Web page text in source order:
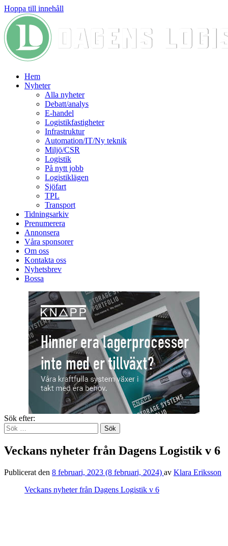
Hoppa till innehåll
Hem
Nyheter
Alla nyheter
Debatt/analys
E-handel
Logistikfastigheter
Infrastruktur
Automation/IT/Ny teknik
Miljö/CSR
Logistik
På nytt jobb
Logistiklägen
Sjöfart
TPL
Transport
Tidningsarkiv
Prenumerera
Annonsera
Våra sponsorer
Om oss
Kontakta oss
Nyhetsbrev
Bossa
Sök efter:
Veckans nyheter från Dagens Logistik v 6
Publicerat den 8 februari, 2023 (8 februari, 2024) av Klara Eriksson
Veckans nyheter från Dagens Logistik v 6